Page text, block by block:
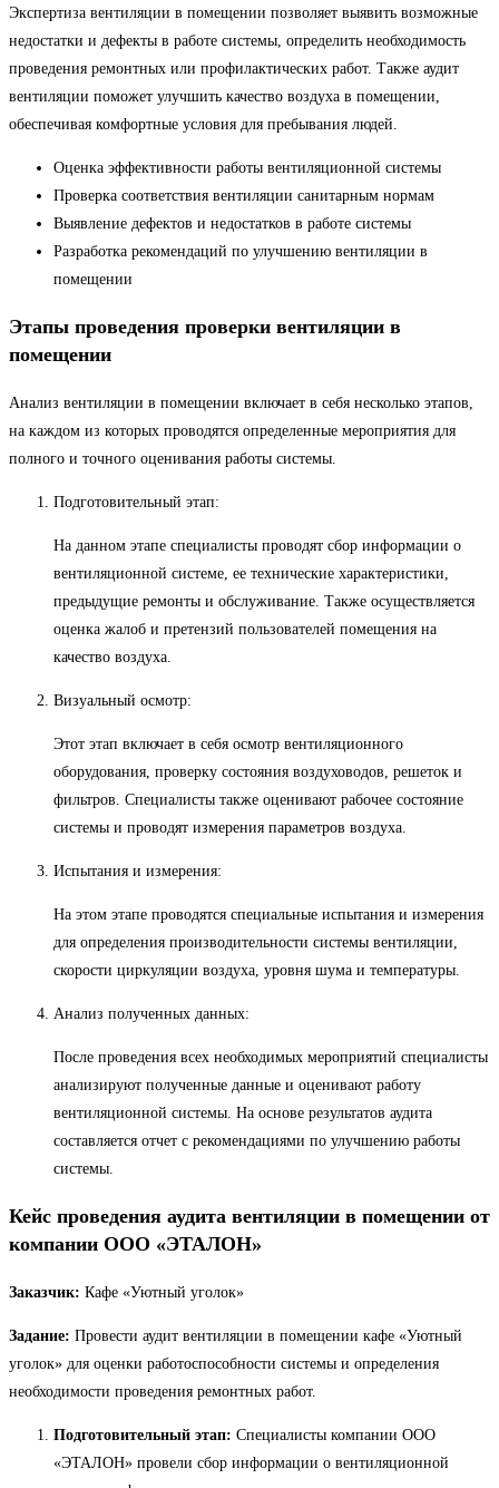
Экспертиза вентиляции в помещении позволяет выявить возможные
недостатки и дефекты в работе системы, определить необходимость
проведения ремонтных или профилактических работ. Также аудит
вентиляции поможет улучшить качество воздуха в помещении,
обеспечивая комфортные условия для пребывания людей.
Оценка эффективности работы вентиляционной системы
Проверка соответствия вентиляции санитарным нормам
Выявление дефектов и недостатков в работе системы
Разработка рекомендаций по улучшению вентиляции в
помещении
Этапы проведения проверки вентиляции в
помещении
Анализ вентиляции в помещении включает в себя несколько этапов,
на каждом из которых проводятся определенные мероприятия для
полного и точного оценивания работы системы.
Подготовительный этап:
На данном этапе специалисты проводят сбор информации о
вентиляционной системе, ее технические характеристики,
предыдущие ремонты и обслуживание. Также осуществляется
оценка жалоб и претензий пользователей помещения на
качество воздуха.
Визуальный осмотр:
Этот этап включает в себя осмотр вентиляционного
оборудования, проверку состояния воздуховодов, решеток и
фильтров. Специалисты также оценивают рабочее состояние
системы и проводят измерения параметров воздуха.
Испытания и измерения:
На этом этапе проводятся специальные испытания и измерения
для определения производительности системы вентиляции,
скорости циркуляции воздуха, уровня шума и температуры.
Анализ полученных данных:
После проведения всех необходимых мероприятий специалисты
анализируют полученные данные и оценивают работу
вентиляционной системы. На основе результатов аудита
составляется отчет с рекомендациями по улучшению работы
системы.
Кейс проведения аудита вентиляции в помещении от
компании ООО «ЭТАЛОН»
Заказчик: Кафе «Уютный уголок»
Задание: Провести аудит вентиляции в помещении кафе «Уютный
уголок» для оценки работоспособности системы и определения
необходимости проведения ремонтных работ.
Подготовительный этап: Специалисты компании ООО
«ЭТАЛОН» провели сбор информации о вентиляционной